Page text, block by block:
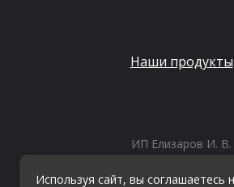
Наши продукты
ИП Елизаров И. В.
ОГРНИП:
Используя сайт, вы соглашаетесь